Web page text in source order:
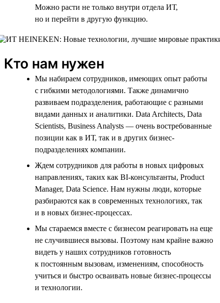
Можно расти не только внутри отдела ИТ,
но и перейти в другую функцию.
Кто нам нужен
Мы набираем сотрудников, имеющих опыт работы
с гибкими методологиями. Также динамично
развиваем подразделения, работающие с разными
видами данных и аналитики. Data Architects, Data
Scientists, Business Analysts — очень востребованные
позиции как в ИТ, так и в других бизнес-
подразделениях компании.
Ждем сотрудников для работы в новых цифровых
направлениях, таких как BI-консультанты, Product
Manager, Data Science. Нам нужны люди, которые
разбираются как в современных технологиях, так
и в новых бизнес-процессах.
Мы стараемся вместе с бизнесом реагировать на еще
не случившиеся вызовы. Поэтому нам крайне важно
видеть у наших сотрудников готовность
к постоянным вызовам, изменениям, способность
учиться и быстро осваивать новые бизнес-процессы
и технологии.